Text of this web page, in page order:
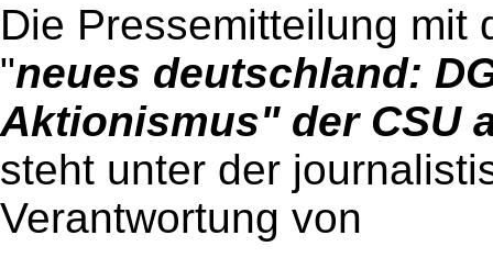
Die Pressemitteilung mit
"neues deutschland:
Aktionismus" der CSU
steht unter der
Verantwortung von